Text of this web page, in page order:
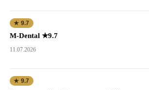
★ 9.7
M-Dental ★9.7
11.07.2026
★ 9.7